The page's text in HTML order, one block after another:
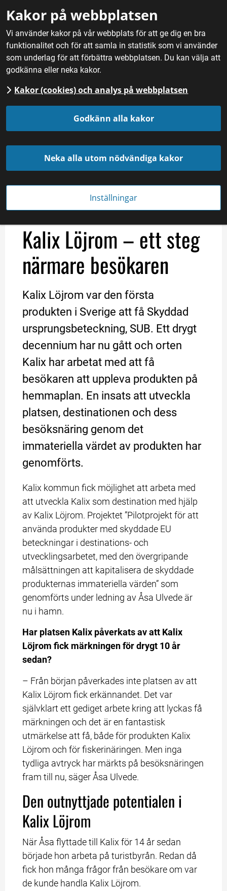
Kakor på webbplatsen
Vi använder kakor på vår webbplats för att ge dig en bra
funktionalitet och för att samla in statistik som vi använder
som underlag för att förbättra webbplatsen. Du kan välja att
godkänna eller neka kakor.
Kakor (cookies) och analys på webbplatsen
Godkänn alla kakor
Neka alla utom nödvändiga kakor
Inställningar
Hem / Nyheter
Kalix Löjrom med tillbehör. Foto: Norrbottens kustfiskare
NYHET Publicerades 26 september 2022
Kalix Löjrom – ett steg
närmare besökaren
Kalix Löjrom var den första
produkten i Sverige att få Skyddad
ursprungsbeteckning, SUB. Ett drygt
decennium har nu gått och orten
Kalix har arbetat med att få
besökaren att uppleva produkten på
hemmaplan. En insats att utveckla
platsen, destinationen och dess
besöksnäring genom det
immateriella värdet av produkten har
genomförts.
Kalix kommun fick möjlighet att arbeta med
att utveckla Kalix som destination med hjälp
av Kalix Löjrom. Projektet ”Pilotprojekt för att
använda produkter med skyddade EU
beteckningar i destinations- och
utvecklingsarbetet, med den övergripande
målsättningen att kapitalisera de skyddade
produkternas immateriella värden” som
genomförts under ledning av Åsa Ulvede är
nu i hamn.
Har platsen Kalix påverkats av att Kalix
Löjrom fick märkningen för drygt 10 år
sedan?
– Från början påverkades inte platsen av att
Kalix Löjrom fick erkännandet. Det var
självklart ett gediget arbete kring att lyckas få
märkningen och det är en fantastisk
utmärkelse att få, både för produkten Kalix
Löjrom och för fiskerinäringen. Men inga
tydliga avtryck har märkts på besöksnäringen
fram till nu, säger Åsa Ulvede.
Den outnyttjade potentialen i
Kalix Löjrom
När Åsa flyttade till Kalix för 14 år sedan
började hon arbeta på turistbyrån. Redan då
fick hon många frågor från besökare om var
de kunde handla Kalix Löjrom.